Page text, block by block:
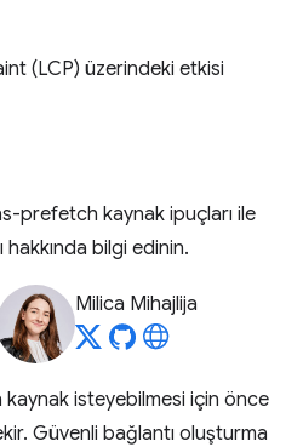
(LCP) üzerindeki etkisi
prefetch kaynak ipuçları ile
hakkında bilgi edinin.
Milica Mihajlija
kaynak isteyebilmesi için önce
Güvenli bağlantı oluşturma